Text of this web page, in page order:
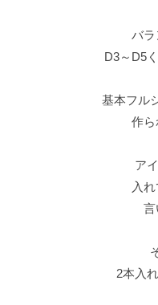
バ
D3～D5
基本フル
作ら
ア
入
言
2本入